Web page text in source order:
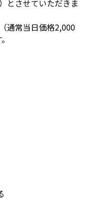
とさせていただきま
通常当日価格2,000